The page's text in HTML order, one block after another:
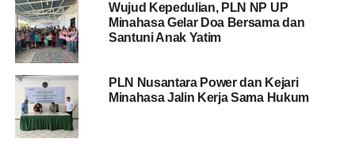
Wujud Kepedulian, PLN NP UP
Minahasa Gelar Doa Bersama dan
Santuni Anak Yatim
PLN Nusantara Power dan Kejari
Minahasa Jalin Kerja Sama Hukum